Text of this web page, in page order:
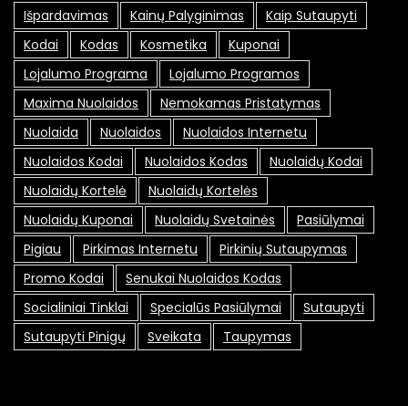
Išpardavimas
Kainų Palyginimas
Kaip Sutaupyti
Kodai
Kodas Kosmetika
Kuponai
Lojalumo Programa
Lojalumo Programos
Maxima Nuolaidos
Nemokamas Pristatymas
Nuolaida
Nuolaidos
Nuolaidos Internetu
Nuolaidos Kodai
Nuolaidos Kodas
Nuolaidų Kodai
Nuolaidų Kortelė
Nuolaidų Kortelės
Nuolaidų Kuponai
Nuolaidų Svetainės
Pasiūlymai
Pigiau
Pirkimas Internetu
Pirkinių Sutaupymas
Promo Kodai
Senukai Nuolaidos Kodas
Socialiniai Tinklai
Specialūs Pasiūlymai
Sutaupyti
Sutaupyti Pinigų
Sveikata Taupymas